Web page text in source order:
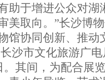
助于增进公众对湖
美取向。”长沙博
馆协同创新、推动
市文化旅游广电
其间，为配合展